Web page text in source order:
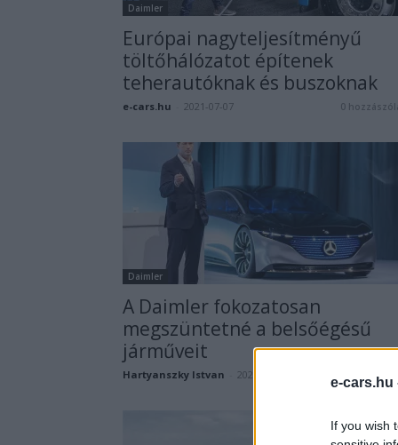
e-cars.hu
If you wish
Daimler
Európai nagyteljesítményű
töltőhálózatot építenek
teherautóknak és buszoknak
e-cars.hu 2021-07-07 0
Daimler
A Daimler fokozatosan
megszüntetné a belsőégésű
járműveit
Hartyanszky Istvan 2021-02-20 15